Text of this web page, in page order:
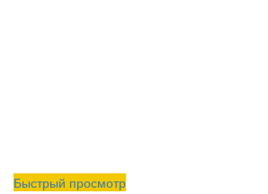
Быстрый просмотр